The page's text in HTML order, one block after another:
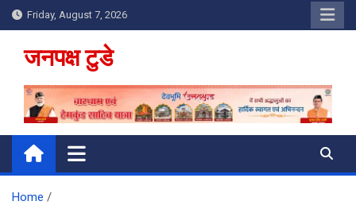
Skip
to
content
Friday, August 7, 2026
जनपक्ष टुडे
Home